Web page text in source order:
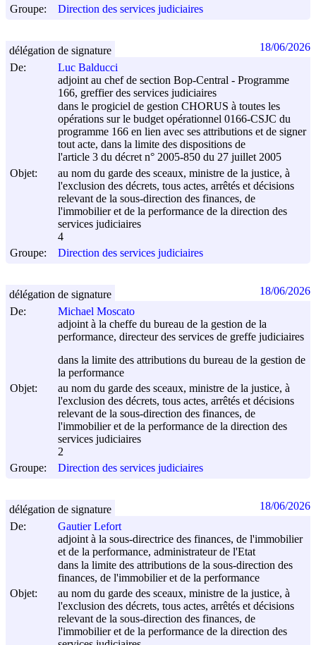
Groupe:
Direction des services judiciaires
De:
Luc Balducci
adjoint au chef de section Bop-Central - Programme
166, greffier des services judiciaires
dans le progiciel de gestion CHORUS à toutes les
opérations sur le budget opérationnel 0166-CSJC du
programme 166 en lien avec ses attributions et de signer
tout acte, dans la limite des dispositions de
l'article 3 du décret n° 2005-850 du 27 juillet 2005
Objet:
au nom du garde des sceaux, ministre de la justice, à
l'exclusion des décrets, tous actes, arrêtés et décisions
relevant de la sous-direction des finances, de
l'immobilier et de la performance de la direction des
services judiciaires
4
Groupe:
Direction des services judiciaires
délégation de signature 18/06/2026
De:
Michael Moscato
adjoint à la cheffe du bureau de la gestion de la
performance, directeur des services de greffe judiciaires
dans la limite des attributions du bureau de la gestion de
la performance
Objet:
au nom du garde des sceaux, ministre de la justice, à
l'exclusion des décrets, tous actes, arrêtés et décisions
relevant de la sous-direction des finances, de
l'immobilier et de la performance de la direction des
services judiciaires
2
Groupe:
Direction des services judiciaires
délégation de signature 18/06/2026
De:
Gautier Lefort
adjoint à la sous-directrice des finances, de l'immobilier
et de la performance, administrateur de l'Etat
dans la limite des attributions de la sous-direction des
finances, de l'immobilier et de la performance
Objet:
au nom du garde des sceaux, ministre de la justice, à
l'exclusion des décrets, tous actes, arrêtés et décisions
relevant de la sous-direction des finances, de
l'immobilier et de la performance de la direction des
délégation de signature 18/06/2026